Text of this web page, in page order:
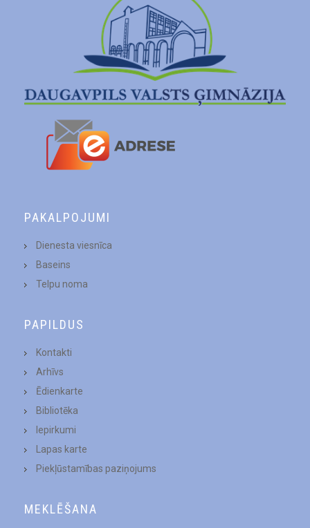
PAKALPOJUMI
Dienesta viesnīca
Baseins
Telpu noma
PAPILDUS
Kontakti
Arhīvs
Ēdienkarte
Bibliotēka
Iepirkumi
Lapas karte
Piekļūstamības paziņojums
MEKLĒŠANA